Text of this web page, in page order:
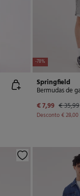
-78%
Springfield
€ 7,99 € 35,99
Desconto€ 28,00